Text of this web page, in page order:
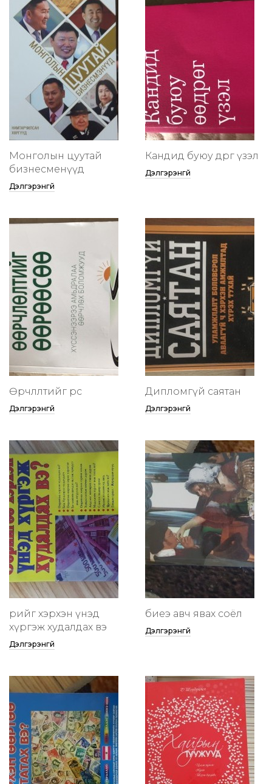
Монголын цуутай
бизнесменүүд
Дэлгэрэнгүй
Кандид буюу өөдрөг үзэл
Дэлгэрэнгүй
Өөрчлөлтийг өөрөөсөө
Дэлгэрэнгүй
Дипломгүй саятан
Дэлгэрэнгүй
өөрийгөө хэрхэн үнэд
хүргэж худалдах вэ
Дэлгэрэнгүй
биеэ авч явах соёл
Дэлгэрэнгүй